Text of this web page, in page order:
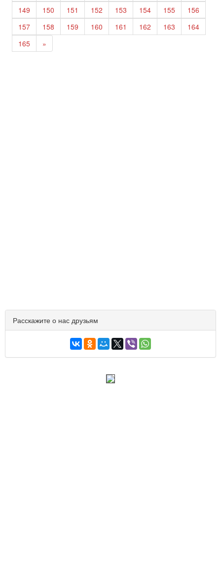
149 150 151 152 153 154 155
156
157
158 159 160 161 162 163
164
165
»
Расскажите о нас друзьям